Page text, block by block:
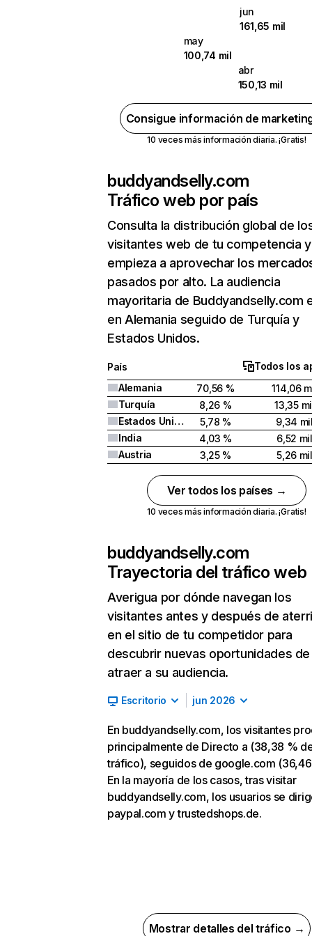
jun
161,65 mil
may
100,74 mil
abr
150,13 mil
Consigue información de
10 veces más información diaria. ¡Gratis!
buddyandselly.com
Tráfico web por país
Consulta la distribución global de
visitantes web de tu competencia y
empieza a aprovechar los
pasados por alto. La audiencia
mayoritaria de Buddyandselly.com
en Alemania seguido de Turquía y
Estados Unidos.
País
Todos los
Alemania
70,56 %
114,06
Turquía
8,26 %
13,35
Estados Unidos
5,78 %
9,34
India
4,03 %
6,52 mil
Austria
3,25 % 5,26 mil
Ver todos los países →
10 veces más información diaria. ¡Gratis!
buddyandselly.com
Trayectoria del tráfico web
Averigua por dónde navegan los
visitantes antes y después de
en el sitio de tu competidor para
descubrir nuevas oportunidades de
atraer a su audiencia.
Escritorio jun 2026
En buddyandselly.com, los visitantes
principalmente de Directo a (38,38 %
tráfico), seguidos de google.com
En la mayoría de los casos, tras visitar
buddyandselly.com, los usuarios se
paypal.com y trustedshops.de.
Mostrar detalles del tráfico →